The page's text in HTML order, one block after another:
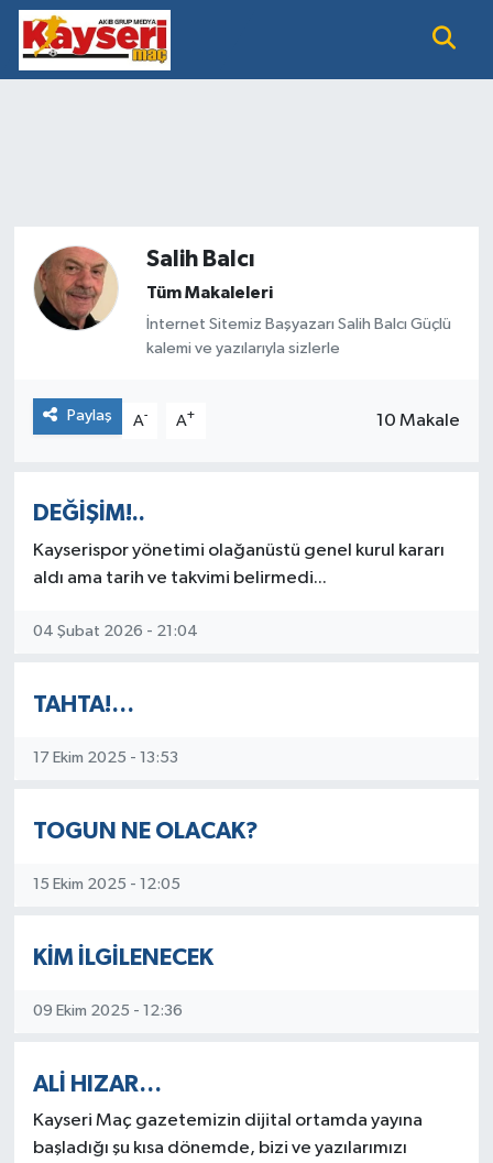
Salih Balcı
Tüm Makaleleri
İnternet Sitemiz Başyazarı Salih Balcı Güçlü
kalemi ve yazılarıyla sizlerle
Paylaş A- A+ 10 Makale
DEĞİŞİM!..
Kayserispor yönetimi olağanüstü genel kurul kararı
aldı ama tarih ve takvimi belirmedi...
04 Şubat 2026 - 21:04
TAHTA!…
17 Ekim 2025 - 13:53
TOGUN NE OLACAK?
15 Ekim 2025 - 12:05
KİM İLGİLENECEK
09 Ekim 2025 - 12:36
ALİ HIZAR…
Kayseri Maç gazetemizin dijital ortamda yayına
başladığı şu kısa dönemde, bizi ve yazılarımızı
EĞİTİM
SAĞLIK
SİYASET GÜNDEMİ
SÜPER LİG
Nöbetçi Eczaneler
Trafik Durumu
Süper Lig Puan Durumu ve Fikstür
Son Dakika Haberleri